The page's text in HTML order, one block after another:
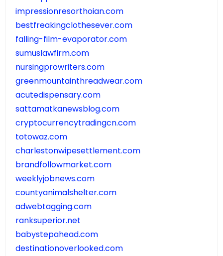
impressionresorthoian.com
bestfreakingclothesever.com
falling-film-evaporator.com
sumuslawfirm.com
nursingprowriters.com
greenmountainthreadwear.com
acutedispensary.com
sattamatkanewsblog.com
cryptocurrencytradingcn.com
totowaz.com
charlestonwipesettlement.com
brandfollowmarket.com
weeklyjobnews.com
countyanimalshelter.com
adwebtagging.com
ranksuperior.net
babystepahead.com
destinationoverlooked.com